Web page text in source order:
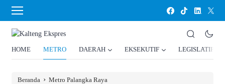
HOME METRO DAERAH EKSEKUTIF LEGISLATIF
Beranda › Metro Palangka Raya